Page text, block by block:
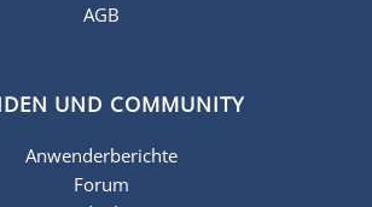
AGB
UND COMMUNITY
Anwenderberichte
Forum